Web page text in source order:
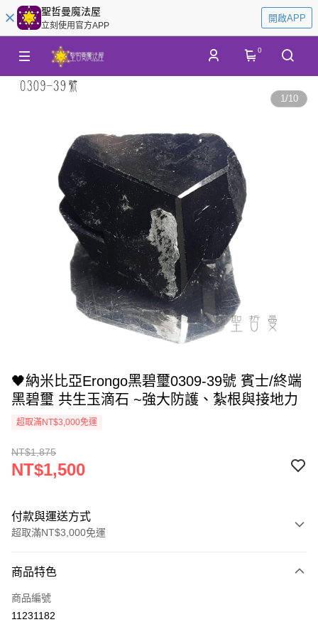
聖哲曼魔法屋
立刻使用官方APP
開啟APP
0
1/10
🖤納米比亞Erongo黑碧璽0309-39號 賓士/終端
黑碧璽 共生玉滴石 ~強大防護、紮根與接地力
超取滿NT$3,000免運
NT$1,875
NT$1,500
付款與運送方式
超取滿NT$3,000免運
信用卡一次付款
超商取貨付款
商品特色
商品編號
11231182